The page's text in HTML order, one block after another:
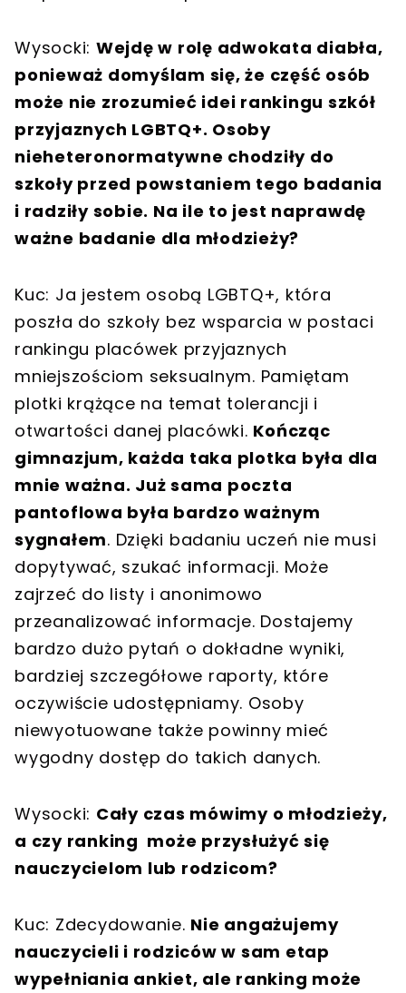
Wysocki: Wejdę w rolę adwokata diabła,
ponieważ domyślam się, że część osób
może nie zrozumieć idei rankingu szkół
przyjaznych LGBTQ+. Osoby
nieheteronormatywne chodziły do
szkoły przed powstaniem tego badania
i radziły sobie. Na ile to jest naprawdę
ważne badanie dla młodzieży?
Kuc: Ja jestem osobą LGBTQ+, która
poszła do szkoły bez wsparcia w postaci
rankingu placówek przyjaznych
mniejszościom seksualnym. Pamiętam
plotki krążące na temat tolerancji i
otwartości danej placówki. Kończąc
gimnazjum, każda taka plotka była dla
mnie ważna. Już sama poczta
pantoflowa była bardzo ważnym
sygnałem. Dzięki badaniu uczeń nie musi
dopytywać, szukać informacji. Może
zajrzeć do listy i anonimowo
przeanalizować informacje. Dostajemy
bardzo dużo pytań o dokładne wyniki,
bardziej szczegółowe raporty, które
oczywiście udostępniamy. Osoby
niewyotuowane także powinny mieć
wygodny dostęp do takich danych.
Wysocki: Cały czas mówimy o młodzieży,
a czy ranking może przysłużyć się
nauczycielom lub rodzicom?
Kuc: Zdecydowanie. Nie angażujemy
nauczycieli i rodziców w sam etap
wypełniania ankiet, ale ranking może